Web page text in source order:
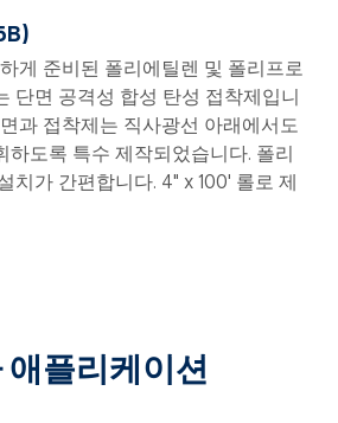
게 준비된 폴리에틸렌 및 폴리프로
단면 공격성 합성 탄성 접착제입니
과 접착제는 직사광선 아래에서도
하도록 특수 제작되었습니다. 폴리
치가 간편합니다. 4" x 100' 롤로 제
애플리케이션